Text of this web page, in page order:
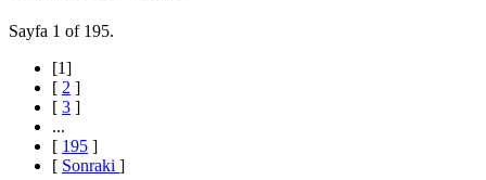
Sayfa 1 of 195.
[1]
[ 2 ]
[ 3 ]
...
[ 195 ]
[ Sonraki ]